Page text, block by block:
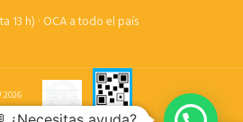
13 h) · OCA a todo el país
2026